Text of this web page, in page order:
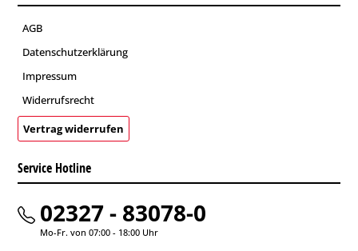
AGB
Datenschutzerklärung
Impressum
Widerrufsrecht
Vertrag widerrufen
Service Hotline
02327 - 83078-0
Mo-Fr. von 07:00 - 18:00 Uhr